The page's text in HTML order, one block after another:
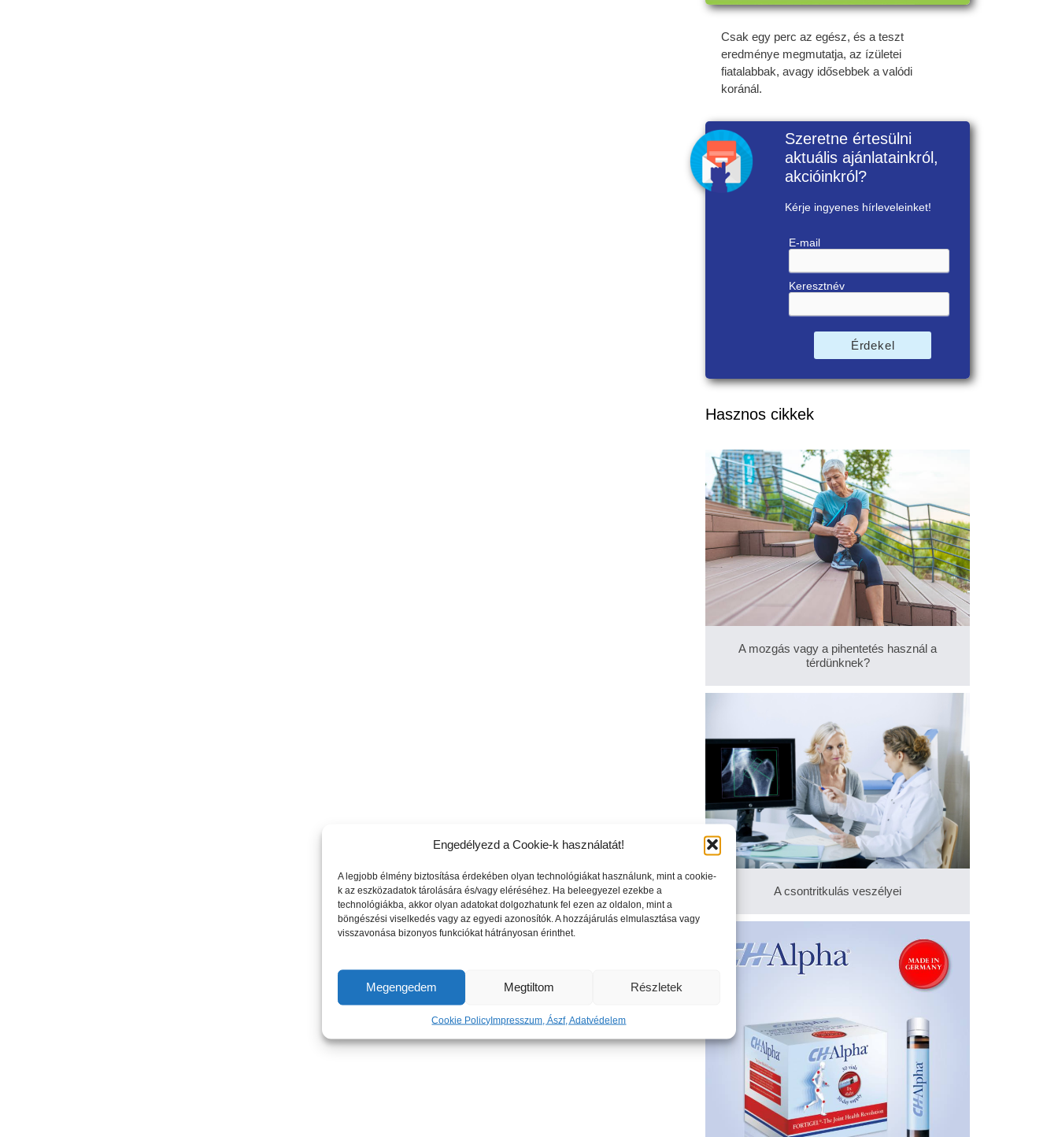
Engedélyezd a Cookie-k használatát!
A legjobb élmény biztosítása érdekében olyan technológiákat használunk, mint a cookie-
k az eszközadatok tárolására és/vagy eléréséhez. Ha beleegyezel ezekbe a
technológiákba, akkor olyan adatokat dolgozhatunk fel ezen az oldalon, mint a
böngészési viselkedés vagy az egyedi azonosítók. A hozzájárulás elmulasztása vagy
visszavonása bizonyos funkciókat hátrányosan érinthet.
Megengedem Megtiltom Részletek
Cookie PolicyImpresszum, Ászf, Adatvédelem
Csak egy perc az egész, és a teszt
eredménye megmutatja, az ízületei
fiatalabbak, avagy idősebbek a valódi
koránál.
Szeretne értesülni
aktuális ajánlatainkról,
akcióinkról?
Kérje ingyenes hírleveleinket!
E-mail
Keresztnév
Érdekel
Hasznos cikkek
A mozgás vagy a pihentetés használ a
térdünknek?
A csontritkulás veszélyei